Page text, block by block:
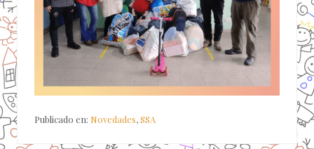
Publicado en: Novedades,SSA